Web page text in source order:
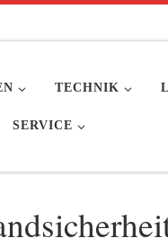
TECHNIK
SERVICE